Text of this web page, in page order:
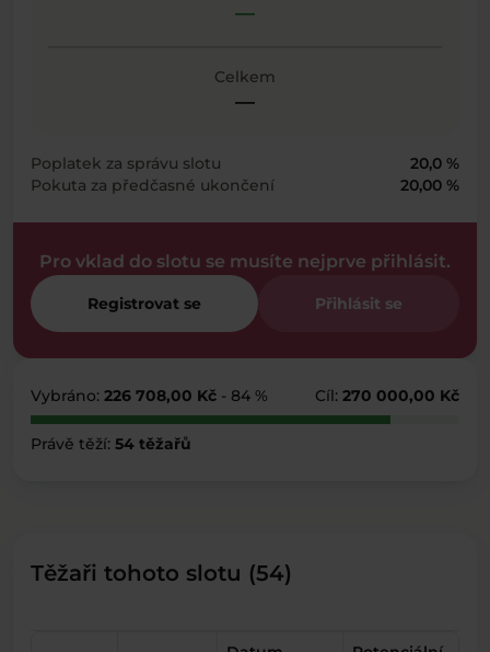
—
Celkem
—
Poplatek za správu slotu
20,0 %
Pokuta za předčasné ukončení
20,00 %
Pro vklad do slotu se musíte nejprve přihlásit.
Registrovat se Přihlásit se
Vybráno: 226 708,00 Kč - 84 % Cíl: 270 000,00 Kč
Právě těží: 54 těžařů
Těžaři tohoto slotu (54)